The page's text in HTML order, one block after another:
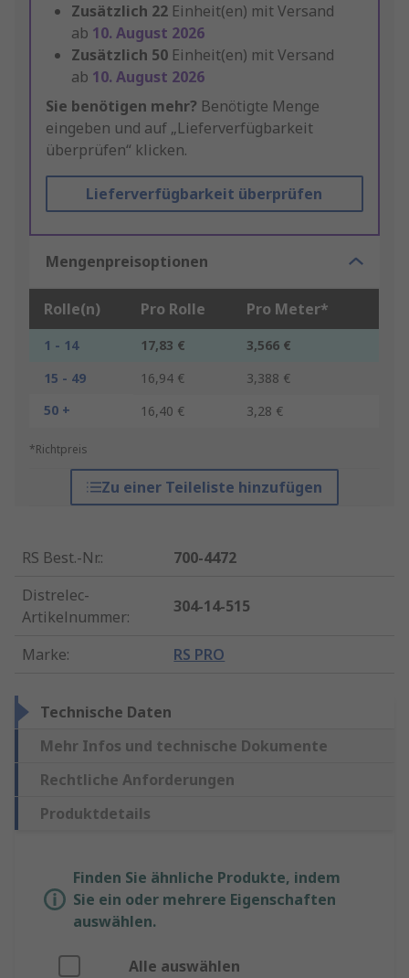
Zusätzlich 22 Einheit(en) mit Versand
ab 10. August 2026
Zusätzlich 50 Einheit(en) mit Versand
ab 10. August 2026
Sie benötigen mehr? Benötigte Menge
eingeben und auf „Lieferverfügbarkeit
überprüfen“ klicken.
Lieferverfügbarkeit überprüfen
Mengenpreisoptionen
Rolle(n) Pro Rolle Pro Meter*
1 - 14 17,83 €
3,566 €
15 - 49
16,94 €
3,388 €
50 +
16,40 € 3,28 €
*Richtpreis
Zu einer Teileliste hinzufügen
RS Best.-Nr.:
700-4472
Distrelec-
Artikelnummer:
304-14-515
Marke: RS PRO
Technische Daten
Mehr Infos und technische Dokumente
Rechtliche Anforderungen
Produktdetails
Finden Sie ähnliche Produkte, indem
Sie ein oder mehrere Eigenschaften
auswählen.
Alle auswählen